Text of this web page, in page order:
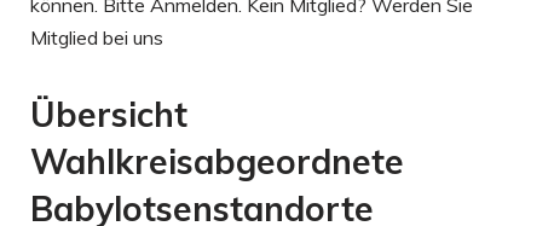
Mitglied bei uns
Übersicht
Wahlkreisabgeordnete
Babylotsenstandorte